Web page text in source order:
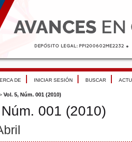
DE INICIAR SESIÓN BUSCAR
Vol. 5, Núm. 001 (2010)
001 (2010)